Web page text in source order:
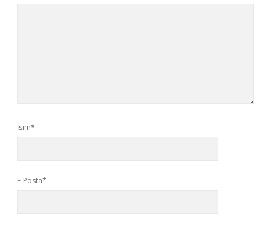
İsim*
E-Posta*